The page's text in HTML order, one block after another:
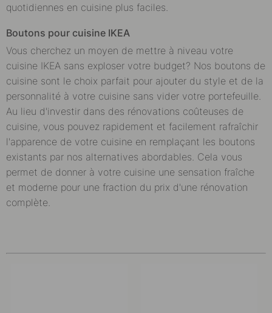
quotidiennes en cuisine plus faciles.
Boutons pour cuisine IKEA
Vous cherchez un moyen de mettre à niveau votre
cuisine IKEA sans exploser votre budget? Nos boutons de
cuisine sont le choix parfait pour ajouter du style et de la
personnalité à votre cuisine sans vider votre portefeuille.
Au lieu d'investir dans des rénovations coûteuses de
cuisine, vous pouvez rapidement et facilement rafraîchir
l'apparence de votre cuisine en remplaçant les boutons
existants par nos alternatives abordables. Cela vous
permet de donner à votre cuisine une sensation fraîche
et moderne pour une fraction du prix d'une rénovation
complète.